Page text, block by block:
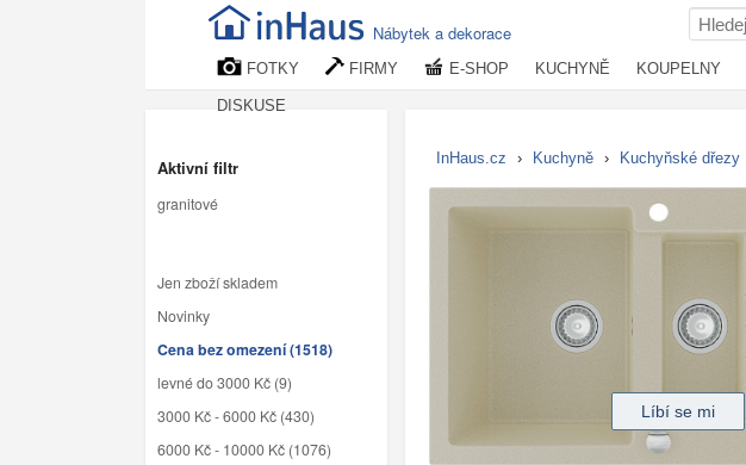
Nábytek a dekorace
FOTKY FIRMY E-SHOP KUCHYNĚ KOUPELNY
DISKUSE
Aktivní filtr
granitové
Jen zboží skladem
Novinky
Cena bez omezení (1518)
levné do 3000 Kč (9)
3000 Kč - 6000 Kč (430)
6000 Kč - 10000 Kč (1076)
InHaus.cz › Kuchyně › Kuchyňské dřezy